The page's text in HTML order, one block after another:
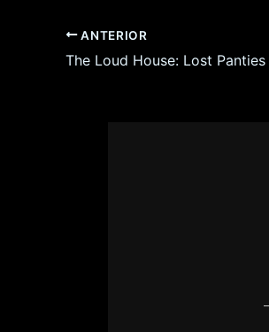
ANTERIOR
The Loud House: Lost